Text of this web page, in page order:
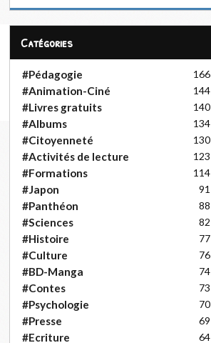
Catégories
#Pédagogie 166
#Animation-Ciné 144
#Livres gratuits 140
#Albums 134
#Citoyenneté 130
#Activités de lecture 123
#Formations 114
#Japon 91
#Panthéon 88
#Sciences 82
#Histoire 77
#Culture 76
#BD-Manga 74
#Contes 73
#Psychologie 70
#Presse 69
#Ecriture 64